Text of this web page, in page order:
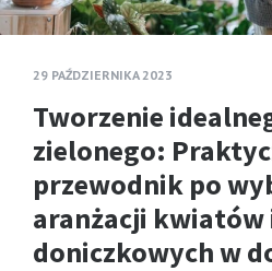
29 PAŹDZIERNIKA 2023
Tworzenie
zielonego:
przewodnik po
aranżacji kwiatów
doniczkowych w